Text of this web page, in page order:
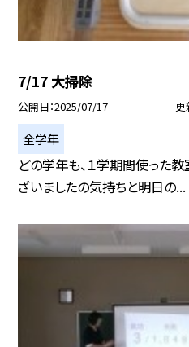
7/17 大掃除
公開日 2025/07/17 更
全学年
どの学年も、１学期間使った
ざいましたの気持ちと明日の...